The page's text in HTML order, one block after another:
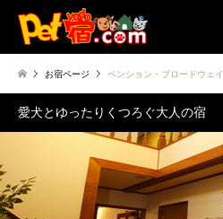
お宿ページ ペンション・ブロードウェイ
愛犬とゆったりくつろぐ大人の宿